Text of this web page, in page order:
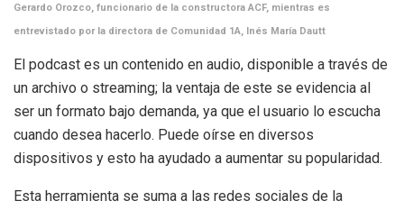
Gerardo Orozco, funcionario de la constructora ACF, mientras es
entrevistado por la directora de Comunidad 1A, Inés María Dautt
El podcast es un contenido en audio, disponible a través de
un archivo o streaming; la ventaja de este se evidencia al
ser un formato bajo demanda, ya que el usuario lo escucha
cuando desea hacerlo. Puede oírse en diversos
dispositivos y esto ha ayudado a aumentar su popularidad.
Esta herramienta se suma a las redes sociales de la